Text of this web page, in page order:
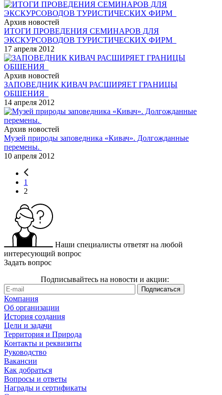
Архив новостей
ИТОГИ ПРОВЕДЕНИЯ СЕМИНАРОВ ДЛЯ
ЭКСКУРСОВОДОВ ТУРИСТИЧЕСКИХ ФИРМ
17 апреля 2012
Архив новостей
ЗАПОВЕДНИК КИВАЧ РАСШИРЯЕТ ГРАНИЦЫ
ОБЩЕНИЯ
14 апреля 2012
Архив новостей
Музей природы заповедника «Кивач». Долгожданные
перемены.
10 апреля 2012
1
2
Наши специалисты ответят на любой
интересующий вопрос
Задать вопрос
Подписывайтесь на новости и акции:
Компания
Об организации
История создания
Цели и задачи
Территория и Природа
Контакты и реквизиты
Руководство
Вакансии
Как добраться
Вопросы и ответы
Награды и сертификаты